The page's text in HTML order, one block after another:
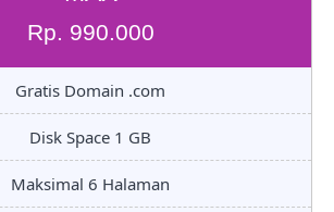
Rp. 990.000
Gratis Domain .com
Disk Space 1 GB
Maksimal 6 Halaman